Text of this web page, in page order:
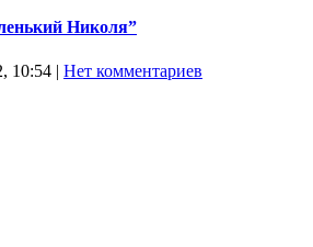
Николя”
10:54 | Нет комментариев